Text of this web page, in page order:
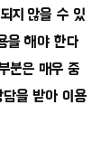
지 않을 수 있
을 해야 한다
분은 매우 중
을 받아 이용